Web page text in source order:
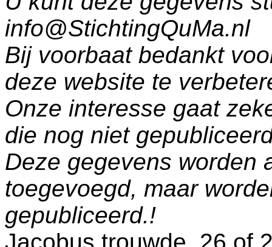
info@StichtingQuMa.nl
Bij voorbaat bedankt
deze website te
Onze interesse gaat
die nog niet
Deze gegevens worden
toegevoegd, maar
gepubliceerd.!
Jacobus trouwde, 26 of